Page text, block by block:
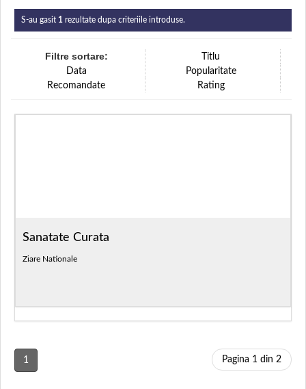
S-au gasit 1 rezultate dupa criteriile introduse.
Filtre sortare:
Titlu
Data
Popularitate
Recomandate
Rating
Sanatate Curata
Ziare Nationale
1 Pagina 1 din 2